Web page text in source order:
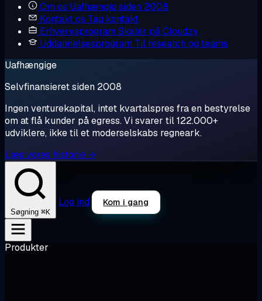
Om os Uafhængig siden 2008
Kontakt os Tag kontakt
Erhvervsprogram Skalér på Cloudzy
Uddannelsesprogram Til research og teams
Uafhængige
Selvfinansieret siden 2008
Ingen venturekapital, intet kvartalspres fra en bestyrelse
om at flå kunder på egress. Vi svarer til 122.000+
udviklere, ikke til et moderselskabs regneark.
Læs vores historie →
Søgning ⌘K
Log ind Kom i gang
Produkter